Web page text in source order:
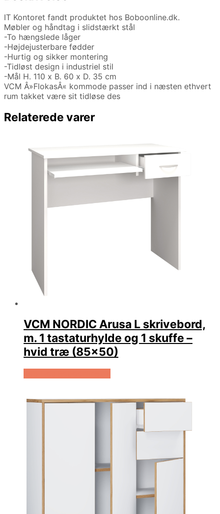
IT Kontoret fandt produktet hos Boboonline.dk.
Møbler og håndtag i slidstærkt stål
-To hængslede låger
-Højdejusterbare fødder
-Hurtig og sikker montering
-Tidløst design i industriel stil
-Mål H. 110 x B. 60 x D. 35 cm
VCM Â»FlokasÂ« kommode passer ind i næsten ethvert
rum takket være sit tidløse des
Relaterede varer
VCM NORDIC Arusa L skrivebord,
m. 1 tastaturhylde og 1 skuffe –
hvid træ (85×50)